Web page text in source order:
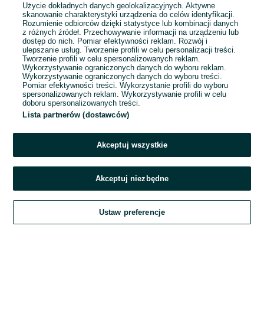
E-mail
Hasło
Zaloguj się
Kontynuując za pośrednictwem jednego z dostawców wskazanych powyżej,
OLX.pl w jego aktualnym brzmieniu.
Użycie dokładnych danych geolokalizacyjnych. Aktywne
skanowanie charakterystyki urządzenia do celów identyfikacji.
Rozumienie odbiorców dzięki statystyce lub kombinacji danych
z różnych źródeł. Przechowywanie informacji na urządzeniu lub
dostęp do nich. Pomiar efektywności reklam. Rozwój i
ulepszanie usług. Tworzenie profili w celu personalizacji treści.
Tworzenie profili w celu spersonalizowanych reklam.
Wykorzystywanie ograniczonych danych do wyboru reklam.
Wykorzystywanie ograniczonych danych do wyboru treści.
Pomiar efektywności treści. Wykorzystanie profili do wyboru
spersonalizowanych reklam. Wykorzystywanie profili w celu
doboru spersonalizowanych treści.
Lista partnerów (dostawców)
Akceptuj wszystkie
Akceptuj niezbędne
Ustaw preferencje